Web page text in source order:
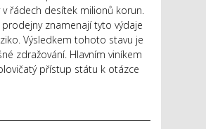
v řádech desítek milionů korun.
znamenají tyto výdaje
Výsledkem tohoto stavu je
zdražování. Hlavním viníkem
přístup státu k otázce